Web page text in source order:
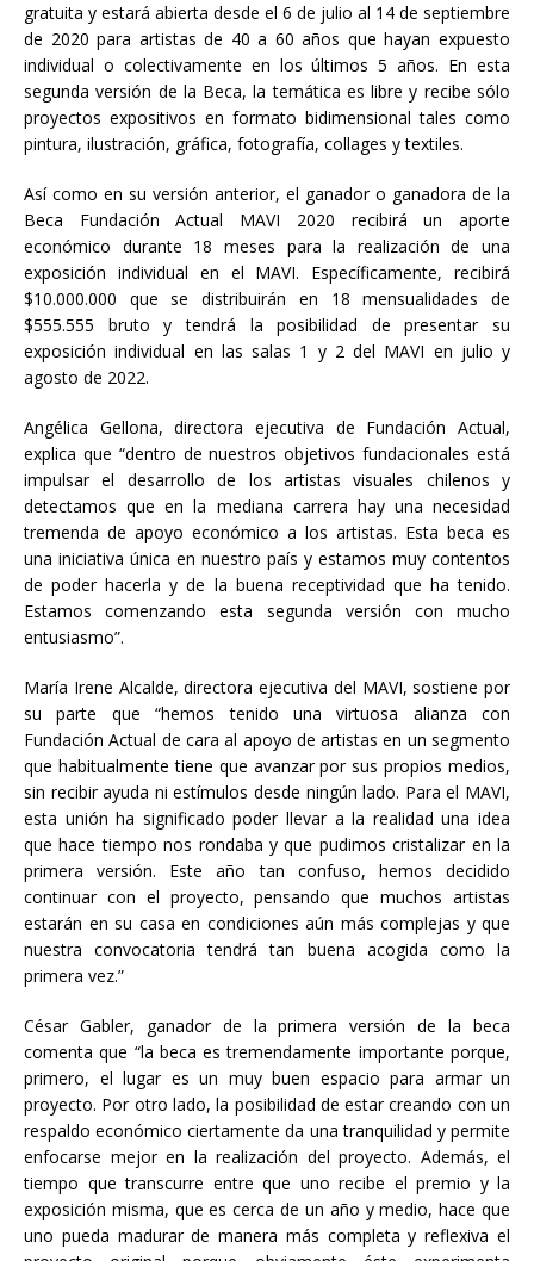
gratuita y estará abierta desde el 6 de julio al 14 de septiembre
de 2020 para artistas de 40 a 60 años que hayan expuesto
individual o colectivamente en los últimos 5 años. En esta
segunda versión de la Beca, la temática es libre y recibe sólo
proyectos expositivos en formato bidimensional tales como
pintura, ilustración, gráfica, fotografía, collages y textiles.
Así como en su versión anterior, el ganador o ganadora de la
Beca Fundación Actual MAVI 2020 recibirá un aporte
económico durante 18 meses para la realización de una
exposición individual en el MAVI. Específicamente, recibirá
$10.000.000 que se distribuirán en 18 mensualidades de
$555.555 bruto y tendrá la posibilidad de presentar su
exposición individual en las salas 1 y 2 del MAVI en julio y
agosto de 2022.
Angélica Gellona, directora ejecutiva de Fundación Actual,
explica que “dentro de nuestros objetivos fundacionales está
impulsar el desarrollo de los artistas visuales chilenos y
detectamos que en la mediana carrera hay una necesidad
tremenda de apoyo económico a los artistas. Esta beca es
una iniciativa única en nuestro país y estamos muy contentos
de poder hacerla y de la buena receptividad que ha tenido.
Estamos comenzando esta segunda versión con mucho
entusiasmo”.
María Irene Alcalde, directora ejecutiva del MAVI, sostiene por
su parte que “hemos tenido una virtuosa alianza con
Fundación Actual de cara al apoyo de artistas en un segmento
que habitualmente tiene que avanzar por sus propios medios,
sin recibir ayuda ni estímulos desde ningún lado. Para el MAVI,
esta unión ha significado poder llevar a la realidad una idea
que hace tiempo nos rondaba y que pudimos cristalizar en la
primera versión. Este año tan confuso, hemos decidido
continuar con el proyecto, pensando que muchos artistas
estarán en su casa en condiciones aún más complejas y que
nuestra convocatoria tendrá tan buena acogida como la
primera vez.”
César Gabler, ganador de la primera versión de la beca
comenta que “la beca es tremendamente importante porque,
primero, el lugar es un muy buen espacio para armar un
proyecto. Por otro lado, la posibilidad de estar creando con un
respaldo económico ciertamente da una tranquilidad y permite
enfocarse mejor en la realización del proyecto. Además, el
tiempo que transcurre entre que uno recibe el premio y la
exposición misma, que es cerca de un año y medio, hace que
uno pueda madurar de manera más completa y reflexiva el